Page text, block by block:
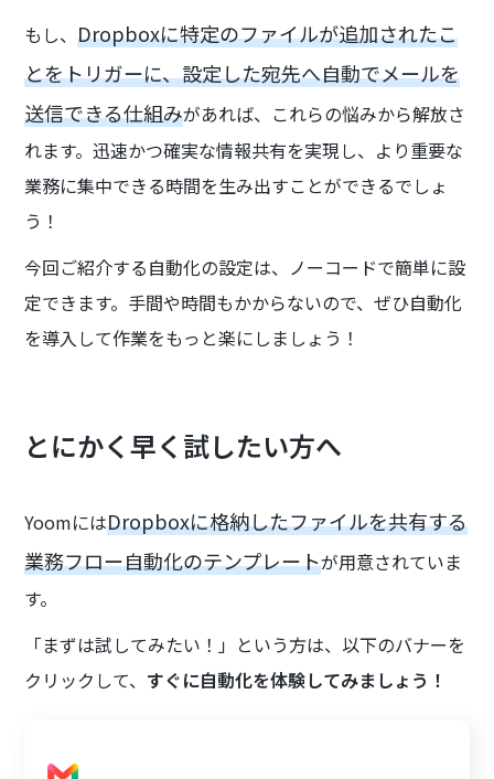
もし、Dropboxに特定のファイルが追加されたこ
とをトリガーに、設定した宛先へ自動でメールを
送信できる仕組みがあれば、これらの悩みから解放さ
れます。迅速かつ確実な情報共有を実現し、より重要な
業務に集中できる時間を生み出すことができるでしょ
う！
今回ご紹介する自動化の設定は、ノーコードで簡単に設
定できます。手間や時間もかからないので、ぜひ自動化
を導入して作業をもっと楽にしましょう！
とにかく早く試したい方へ
YoomにはDropboxに格納したファイルを共有する
業務フロー自動化のテンプレートが用意されていま
す。
「まずは試してみたい！」という方は、以下のバナーを
クリックして、 すぐに自動化を体験してみましょう！